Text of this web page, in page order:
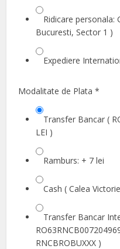
Ridicare personala:
Bucuresti, Sector 1 )
Expediere
Modalitate de Plata*
Transfer Bancar (
LEI )
Ramburs: + 7 lei
Cash ( Calea
Transfer Bancar
RNCBROBUXXX )